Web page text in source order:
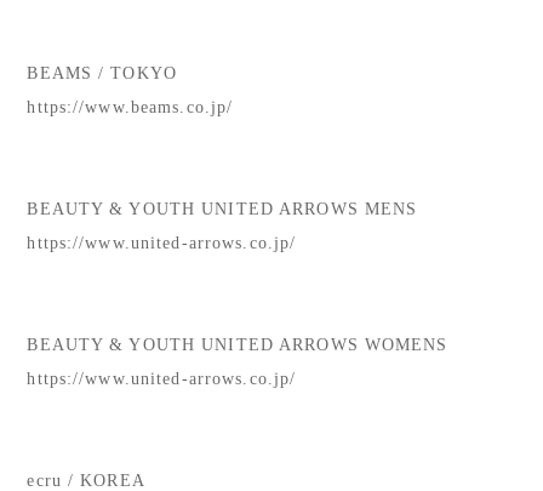
BEAMS / TOKYO
https://www.beams.co.jp/
BEAUTY & YOUTH UNITED ARROWS MENS
https://www.united-arrows.co.jp/
BEAUTY & YOUTH UNITED ARROWS WOMENS
https://www.united-arrows.co.jp/
ecru / KOREA